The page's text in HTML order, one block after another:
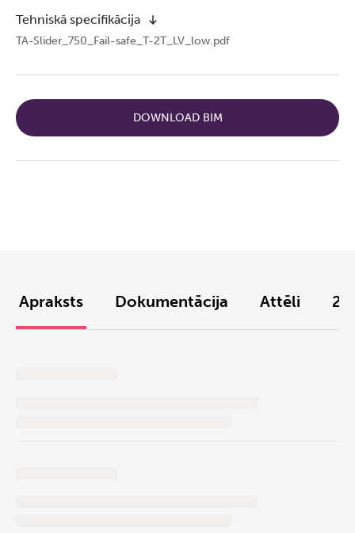
Tehniskā specifikācija
TA-Slider_750_Fail-safe_T-2T_LV_low.pdf
DOWNLOAD BIM
Apraksts Dokumentācija Attēli